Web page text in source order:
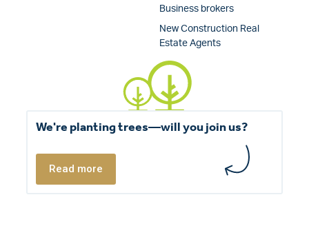
Business brokers
New Construction Real
Estate Agents
We're planting trees—will you join us?
Read more